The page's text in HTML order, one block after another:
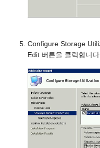
Configure Storage
Edit 버튼을 클릭합니다.